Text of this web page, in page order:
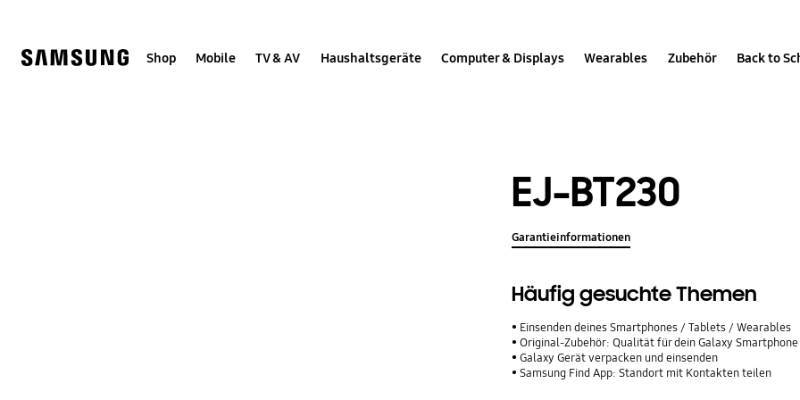
help
Shop Mobile TV & AV Haushaltsgeräte Computer & Displays Wearables Zubehör Back to
EJ-BT230
Garantieinformationen
Häufig gesuchte Themen
Einsenden deines Smartphones / Tablets / Wearables
Original-Zubehör: Qualität für dein Galaxy Smartphone
Galaxy Gerät verpacken und einsenden
Samsung Find App: Standort mit Kontakten teilen